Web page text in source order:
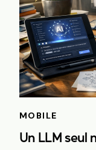
MOBILE
Un LLM seul